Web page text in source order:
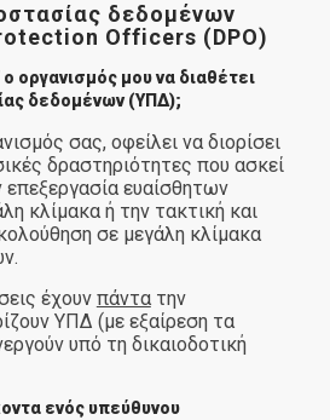
δεδομένων
Officers (DPO)
οργανισμός μου να διαθέτει
δεδομένων (ΥΠΔ);
σας, οφείλει να διορίσει
δραστηριότητες που ασκεί
ευαίσθητων
κλίμακα ή την τακτική και
σε μεγάλη κλίμακα
έχουν πάντατην
ΥΠΔ (με εξαίρεση τα
υπό τη δικαιοδοτική
ενός υπεύθυνου